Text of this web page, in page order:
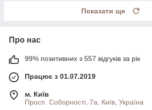
Показати ще
Про нас
99% позитивних з 557 відгуків за рік
Працює з 01.07.2019
м. Київ
Просп. Соборності, 7а, Київ, Україна